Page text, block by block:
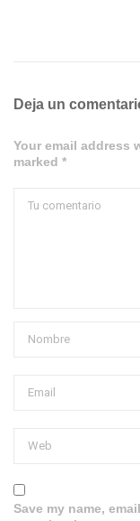
Deja un
Your email address
marked *
Save my name,